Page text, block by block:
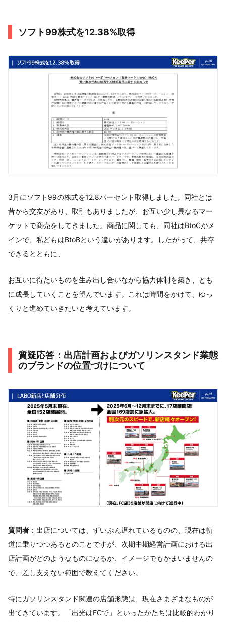
ソフト99株式を12.38%取得
3月にソフト99の株式を12.8パーセント取得しました。同社とは
昔から交友があり、取引もありましたが、お互い少し異なるマー
ケットで商売をしてきました。商品に関しても、同社はBtoCがメ
インで、私どもはBtoBという違いがあります。したがって、共存
できるとともに、
お互いに得たいものを生み出し合いながら協力体制を築き、とも
に成長していくことを望んでいます。これは時間をかけて、ゆっ
くりと進めていきたいと考えています。
質疑応答：出店計画およびガソリンスタンド業態
のブランドの位置づけについて
質問者 ：出店については、ずいぶん遅れているものの、現在は軌
道に乗りつつあるとのことですが、次期中期経営計画における出
店計画がどのようなものになるか、イメージでもかまいませんの
で、差し支えない範囲で教えてください。
特にガソリンスタンド関連の店舗形態は、現在さまざまなものが
出てきています。「出光はFCで」といったかたちは比較的わかり